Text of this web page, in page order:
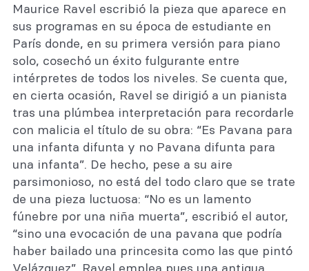
Maurice Ravel escribió la pieza que aparece en
sus programas en su época de estudiante en
París donde, en su primera versión para piano
solo, cosechó un éxito fulgurante entre
intérpretes de todos los niveles. Se cuenta que,
en cierta ocasión, Ravel se dirigió a un pianista
tras una plúmbea interpretación para recordarle
con malicia el título de su obra: “Es Pavana para
una infanta difunta y no Pavana difunta para
una infanta”. De hecho, pese a su aire
parsimonioso, no está del todo claro que se trate
de una pieza luctuosa: “No es un lamento
fúnebre por una niña muerta”, escribió el autor,
“sino una evocación de una pavana que podría
haber bailado una princesita como las que pintó